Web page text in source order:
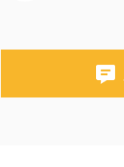
瓦里安3800系列
布鲁克